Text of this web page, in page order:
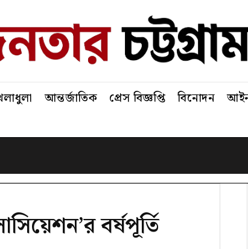
আন্তর্জাতিক প্রেস বিজ্ঞপ্তি বিনোদন
বর্ষপূর্তি